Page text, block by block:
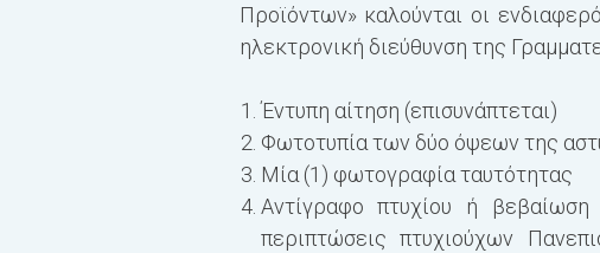
Προϊόντων» καλούνται οι
ηλεκτρονική διεύθυνση της
Έντυπη αίτηση (επισυνάπτεται)
Φωτοτυπία των δύο όψεων της
Μία (1) φωτογραφία ταυτότητας
Αντίγραφο πτυχίου ή
περιπτώσεις πτυχιούχων